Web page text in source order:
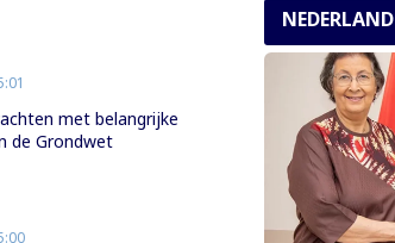
met belangrijke
de Grondwet
NEDERLAND